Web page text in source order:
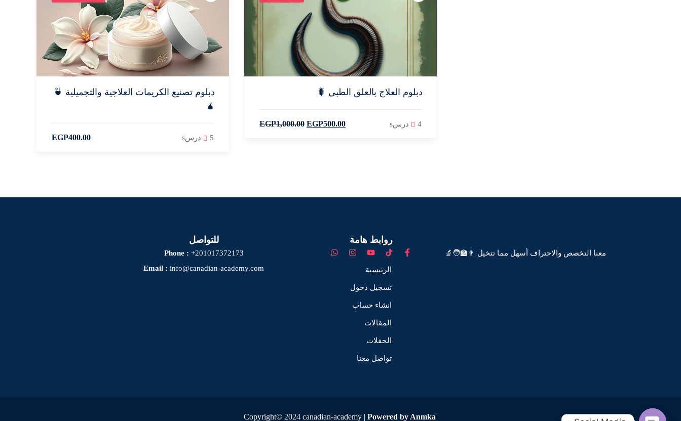
دبلوم تصنيع الكريمات العلاجية والتجميلية 🍵
🧉
5 درسs EGP400.00
دبلوم العلاج بالعلق الطبي 🐛
4 درسs EGP1,000.00 EGP500.00
معنا التخصص والاحتراف أسهل مما تتخيل 👨‍🏫🧑‍🔬
روابط هامة
الرئيسية
تسجيل دخول
انشاء حساب
المقالات
الحفلات
تواصل معنا
للتواصل
Phone : +201017372173
Email : info@canadian-academy.com
Copyright© 2024 canadian-academy | Powered by Anmka